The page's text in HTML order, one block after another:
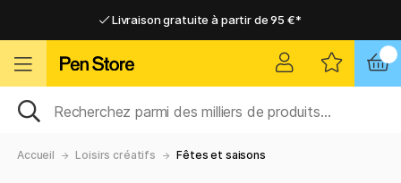
Livraison gratuite à partir de 95 €*
Livraison domicile ou point relais
Livraison gratuite à partir de 95 €*
Livraison domicile ou point relais
Accueil Loisirs créatifs Fêtes et saisons